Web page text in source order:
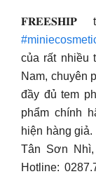
𝐅𝐑𝐄𝐄𝐒𝐇𝐈𝐏
của rất nhiều
Nam, chuyên
đầy đủ tem
phẩm chính
hiện hàng
Tân Sơn
Hotline: